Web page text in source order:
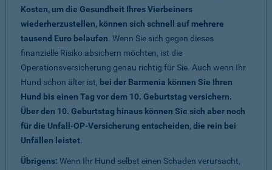
Kosten, um die Gesundheit Ihres Vierbeiners
wiederherzustellen, können sich schnell auf mehrere
tausend Euro belaufen. Wenn Sie sich gegen dieses
finanzielle Risiko absichern möchten, ist die
Operationsversicherung genau richtig für Sie. Auch wenn Ihr
Hund schon älter ist, bei der Barmenia können Sie Ihren
Hund bis einen Tag vor dem 10. Geburtstag versichern.
Über den 10. Geburtstag hinaus können Sie sich aber noch
für die Unfall-OP-Versicherung entscheiden, die rein bei
Unfällen leistet.
Übrigens: Wenn Ihr Hund selbst einen Schaden verursacht,